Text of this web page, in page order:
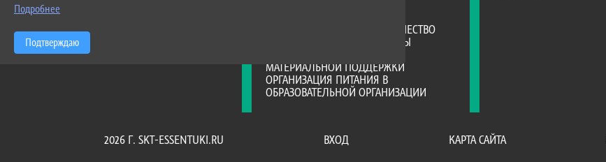
МЕЖДУНАРОДНОЕ СОТРУДНИЧЕСТВО
ОБРАЗОВАТЕЛЬНЫЕ СТАНДАРТЫ
МАТЕРИАЛЬНОЙ ПОДДЕРЖКИ
ОРГАНИЗАЦИЯ ПИТАНИЯ В
ОБРАЗОВАТЕЛЬНОЙ ОРГАНИЗАЦИИ
2026 Г. SKT-ESSENTUKI.RU ВХОД КАРТА САЙТА
Подробнее
Подтверждаю